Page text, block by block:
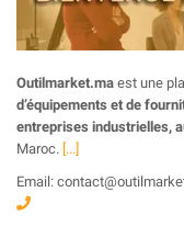
Outilmarket.ma est une
d’équipements et de
entreprises industrielles,
Maroc. [...]
Email: